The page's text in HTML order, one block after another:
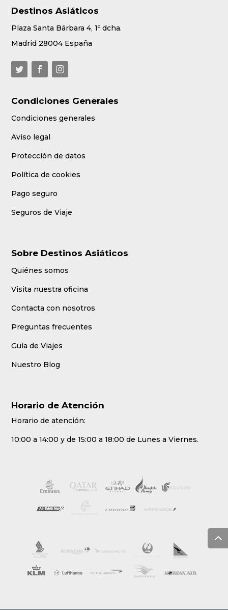
Destinos Asiáticos
Plaza Santa Bárbara 4, 1º dcha.
Madrid 28004 España
Condiciones Generales
Condiciones generales
Aviso legal
Protección de datos
Política de cookies
Pago seguro
Seguros de Viaje
Sobre Destinos Asiáticos
Quiénes somos
Visita nuestra oficina
Contacta con nosotros
Preguntas frecuentes
Guía de Viajes
Nuestro Blog
Horario de Atención
Horario de atención:
10:00 a 14:00 y de 15:00 a 18:00 de Lunes a Viernes.